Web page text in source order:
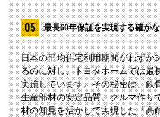
最長60年保証を実現する確か
日本の平均住宅利用期間がわずか
るのに対し、トヨタホームでは最
実施しています。その秘密は、鉄
生産部材の安定品質。クルマ作り
材の知見を活かして実現した「高